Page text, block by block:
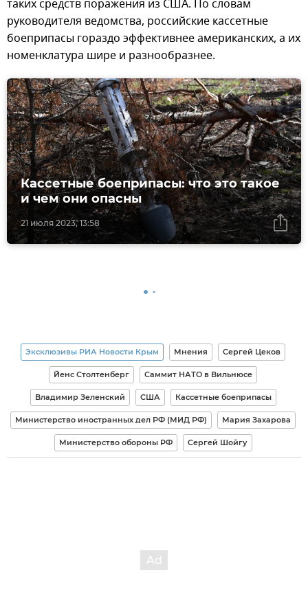
таких средств поражения из США. По словам
руководителя ведомства, российские кассетные
боеприпасы гораздо эффективнее американских, а их
номенклатура шире и разнообразнее.
21 июля 2023, 13:58
Кассетные боеприпасы: что это такое
и чем они опасны
Эксклюзивы РИА Новости Крым Мнения Сергей Цеков
Йенс Столтенберг Саммит НАТО в Вильнюсе
Владимир Зеленский США Кассетные боеприпасы
Министерство иностранных дел РФ (МИД РФ) Мария Захарова
Министерство обороны РФ Сергей Шойгу